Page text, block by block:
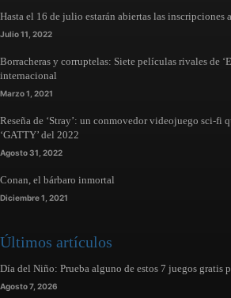
Hasta el 16 de julio estarán abiertas las inscripciones
Julio 11, 2022
Borracheras y corruptelas: Siete películas rivales de
internacional
Marzo 1, 2021
Reseña de ‘Stray’: un conmovedor videojuego sci-fi
‘GATTY’ del 2022
Agosto 31, 2022
Conan, el bárbaro inmortal
Diciembre 1, 2021
Últimos artículos
Día del Niño: Prueba alguno de estos 7 juegos gratis
Agosto 7, 2026